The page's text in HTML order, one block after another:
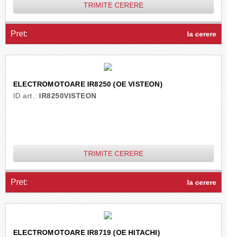
TRIMITE CERERE
Pret: la cerere
ELECTROMOTOARE IR8250 (OE VISTEON)
ID art.: IR8250VISTEON
TRIMITE CERERE
Pret: la cerere
ELECTROMOTOARE IR8719 (OE HITACHI)